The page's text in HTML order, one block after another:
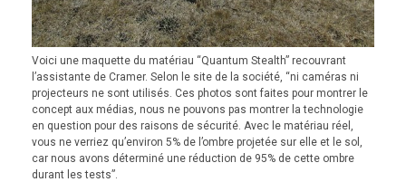
Voici une maquette du matériau “Quantum Stealth” recouvrant
l’assistante de Cramer. Selon le site de la société, “ni caméras ni
projecteurs ne sont utilisés. Ces photos sont faites pour montrer le
concept aux médias, nous ne pouvons pas montrer la technologie
en question pour des raisons de sécurité. Avec le matériau réel,
vous ne verriez qu’environ 5% de l’ombre projetée sur elle et le sol,
car nous avons déterminé une réduction de 95% de cette ombre
durant les tests”.